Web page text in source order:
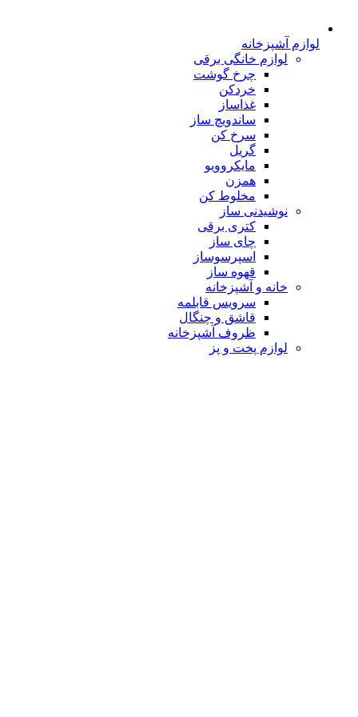
لوازم آشپزخانه
لوازم خانگی برقی
چرخ گوشت
خردکن
غذاساز
ساندویچ ساز
سرخ کن
گریل
مایکروویو
همزن
مخلوط کن
نوشیدنی ساز
کتری برقی
چای ساز
اسپرسوساز
قهوه ساز
خانه و آشپزخانه
سرویس قابلمه
قاشق و چنگال
ظروف آشپزخانه
لوازم پخت و پز